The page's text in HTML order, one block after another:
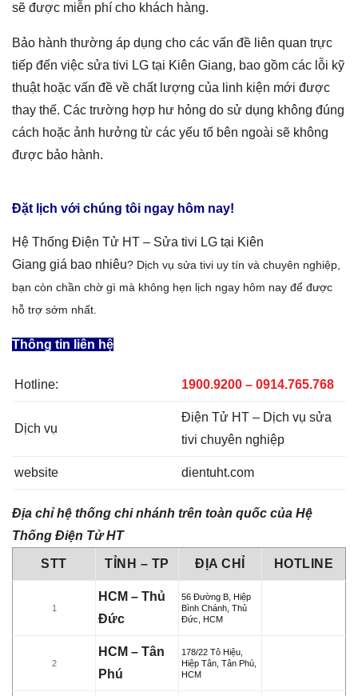
sẽ được miễn phí cho khách hàng.
Bảo hành thường áp dụng cho các vấn đề liên quan trực
tiếp đến việc sửa tivi LG tại Kiên Giang, bao gồm các lỗi kỹ
thuật hoặc vấn đề về chất lượng của linh kiện mới được
thay thế. Các trường hợp hư hỏng do sử dụng không đúng
cách hoặc ảnh hưởng từ các yếu tố bên ngoài sẽ không
được bảo hành.
Đặt lịch với chúng tôi ngay hôm nay!
Hệ Thống Điện Tử HT – Sửa tivi LG tại Kiên
Giang giá bao nhiêu? Dịch vụ sửa tivi uy tín và chuyên nghiệp,
bạn còn chần chờ gì mà không hẹn lịch ngay hôm nay để được
hỗ trợ sớm nhất.
Thông tin liên hệ
Hotline: 1900.9200 – 0914.765.768
Dịch vụ
Điện Tử HT – Dịch vụ sửa
tivi chuyên nghiệp
website dientuht.com
Địa chỉ hệ thống chi nhánh trên toàn quốc của Hệ
Thống Điện Tử HT
STT TỈNH – TP ĐỊA CHỈ HOTLINE
1
HCM – Thủ
Đức
56 Đường B, Hiệp
Bình Chánh, Thủ
Đức, HCM
2
HCM – Tân
Phú
178/22 Tô Hiệu,
Hiệp Tân, Tân Phú,
HCM